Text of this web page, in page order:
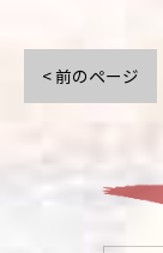
< 前のページ